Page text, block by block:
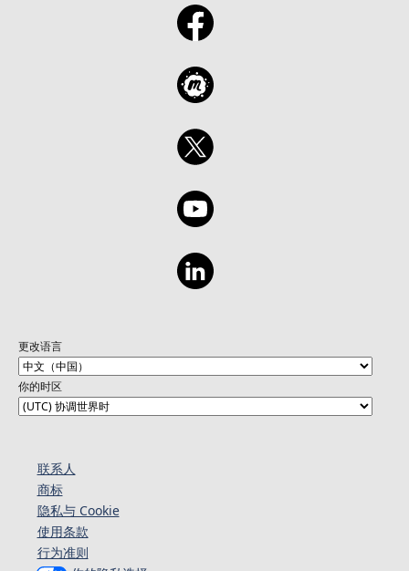
更改语言
你的时区
联系人
商标
隐私与 Cookie
使用条款
行为准则